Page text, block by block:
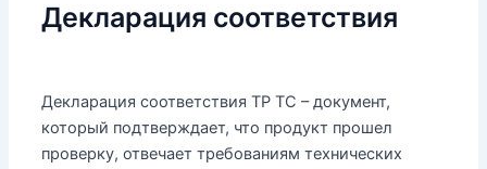
Декларация соответствия
Декларация соответствия ТР ТС – документ,
который подтверждает, что продукт прошел
проверку, отвечает требованиям технических